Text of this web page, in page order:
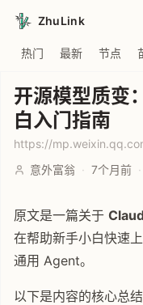
ZhuLink
热门 最新 节点
开源模型质变
白入门指南
https://
意外富翁 · 7个月前 ·
原文是一篇关于
在帮助新手小白快速
通用 Agent。
以下是内容的核心总